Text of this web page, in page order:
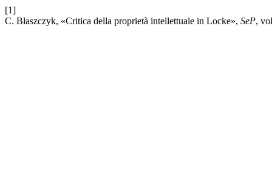
[1]
C. Błaszczyk, «Critica della proprietà intellettuale in Locke», SeP,